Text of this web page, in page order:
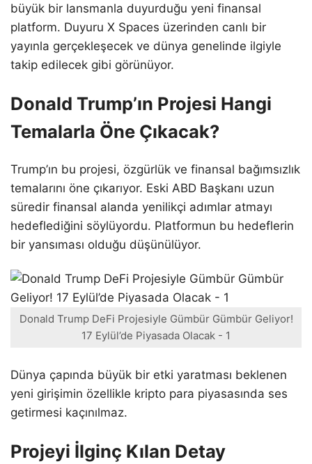
büyük bir lansmanla duyurduğu yeni finansal
platform. Duyuru X Spaces üzerinden canlı bir
yayınla gerçekleşecek ve dünya genelinde ilgiyle
takip edilecek gibi görünüyor.
Donald Trump’ın Projesi Hangi
Temalarla Öne Çıkacak?
Trump’ın bu projesi, özgürlük ve finansal bağımsızlık
temalarını öne çıkarıyor. Eski ABD Başkanı uzun
süredir finansal alanda yenilikçi adımlar atmayı
hedeflediğini söylüyordu. Platformun bu hedeflerin
bir yansıması olduğu düşünülüyor.
Donald Trump DeFi Projesiyle Gümbür Gümbür Geliyor!
17 Eylül’de Piyasada Olacak - 1
Dünya çapında büyük bir etki yaratması beklenen
yeni girişimin özellikle kripto para piyasasında ses
getirmesi kaçınılmaz.
Projeyi İlginç Kılan Detay